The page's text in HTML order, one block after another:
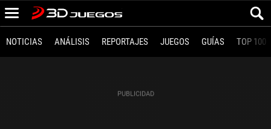
NOTICIAS ANÁLISIS REPORTAJES JUEGOS GUÍAS TOP 100